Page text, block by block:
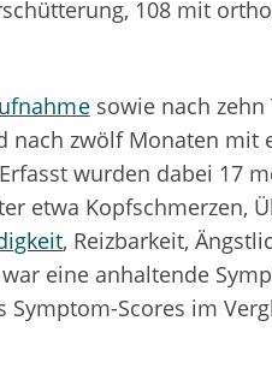
108 mit
sowie nach zehn
nach zwölf Monaten mit
wurden dabei 17
etwa Kopfschmerzen,
, Reizbarkeit,
eine anhaltende
Symptom-Scores im